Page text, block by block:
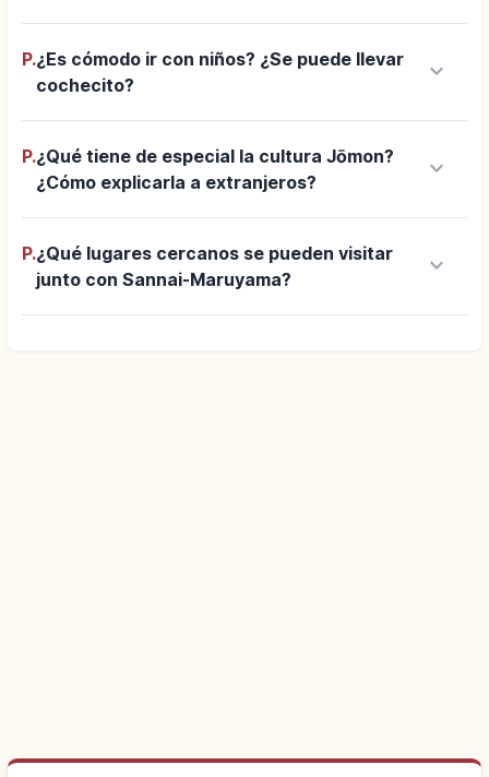
P.¿Es cómodo ir con niños? ¿Se puede llevar
cochecito?
keyboard_arrow_down
P.¿Qué tiene de especial la cultura Jōmon?
¿Cómo explicarla a extranjeros?
keyboard_arrow_down
P.¿Qué lugares cercanos se pueden visitar
junto con Sannai-Maruyama?
keyboard_arrow_down